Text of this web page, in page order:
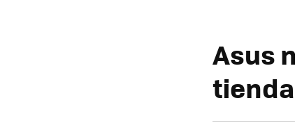
Asus